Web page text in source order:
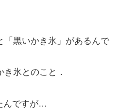
「黒いかき氷」があるんで
氷とのこと．
んですが…